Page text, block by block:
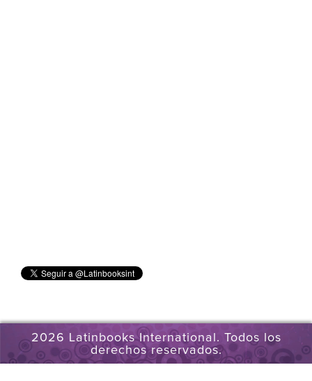
2026 Latinbooks International. Todos los
derechos reservados.